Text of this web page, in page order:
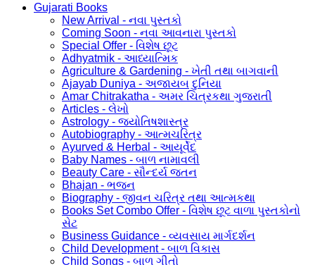
Gujarati Books
New Arrival - નવા પુસ્તકો
Coming Soon - નવા આવનારા પુસ્તકો
Special Offer - વિશેષ છૂટ
Adhyatmik - આધ્યાત્મિક
Agriculture & Gardening - ખેતી તથા બાગવાની
Ajayab Duniya - અજાયબ દુનિયા
Amar Chitrakatha - અમર ચિત્રકથા ગુજરાતી
Articles - લેખો
Astrology - જ્યોતિષશાસ્ત્ર
Autobiography - આત્મચરિત્ર
Ayurved & Herbal - આયૂર્વેદ
Baby Names - બાળ નામાવલી
Beauty Care - સૌન્દર્ય જતન
Bhajan - ભજન
Biography - જીવન ચરિત્ર તથા આત્મકથા
Books Set Combo Offer - વિશેષ છૂટ વાળા પુસ્તકોનો
સેટ
Business Guidance - વ્યવસાય માર્ગદર્શન
Child Development - બાળ વિકાસ
Child Songs - બાળ ગીતો